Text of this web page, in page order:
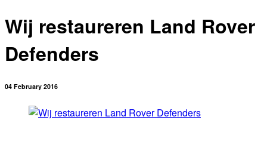
Wij restaureren Land Rover
Defenders
04 February 2016